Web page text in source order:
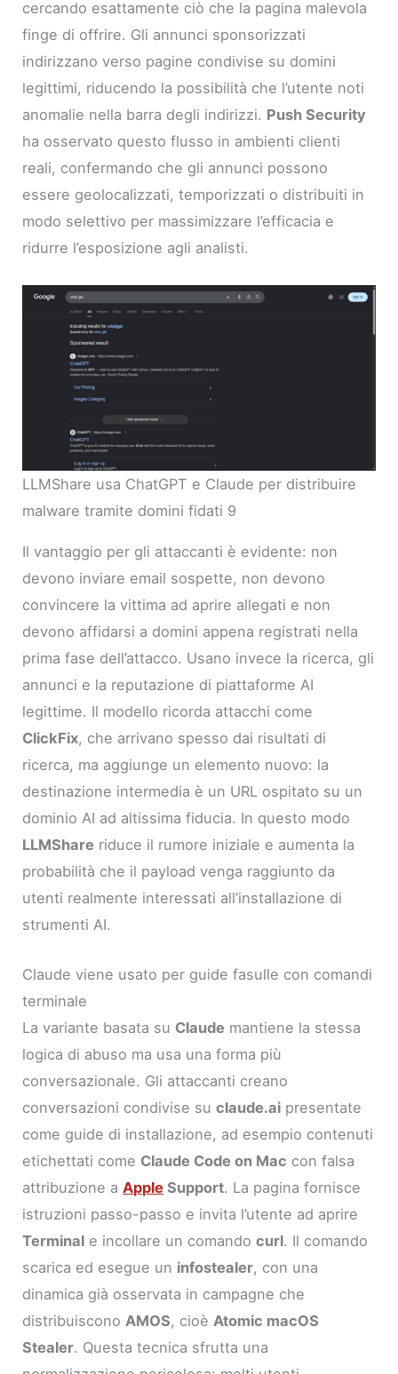
cercando esattamente ciò che la pagina malevola
finge di offrire. Gli annunci sponsorizzati
indirizzano verso pagine condivise su domini
legittimi, riducendo la possibilità che l’utente noti
anomalie nella barra degli indirizzi. Push Security
ha osservato questo flusso in ambienti clienti
reali, confermando che gli annunci possono
essere geolocalizzati, temporizzati o distribuiti in
modo selettivo per massimizzare l’efficacia e
ridurre l’esposizione agli analisti.
LLMShare usa ChatGPT e Claude per distribuire
malware tramite domini fidati 9
Il vantaggio per gli attaccanti è evidente: non
devono inviare email sospette, non devono
convincere la vittima ad aprire allegati e non
devono affidarsi a domini appena registrati nella
prima fase dell’attacco. Usano invece la ricerca, gli
annunci e la reputazione di piattaforme AI
legittime. Il modello ricorda attacchi come
ClickFix, che arrivano spesso dai risultati di
ricerca, ma aggiunge un elemento nuovo: la
destinazione intermedia è un URL ospitato su un
dominio AI ad altissima fiducia. In questo modo
LLMShare riduce il rumore iniziale e aumenta la
probabilità che il payload venga raggiunto da
utenti realmente interessati all’installazione di
strumenti AI.
Claude viene usato per guide fasulle con comandi
terminale
La variante basata su Claude mantiene la stessa
logica di abuso ma usa una forma più
conversazionale. Gli attaccanti creano
conversazioni condivise suclaude.ai presentate
come guide di installazione, ad esempio contenuti
etichettati come Claude Code on Mac con falsa
attribuzione aApple Support. La pagina fornisce
istruzioni passo-passo e invita l’utente ad aprire
Terminal e incollare un comandocurl. Il comando
scarica ed esegue un infostealer, con una
dinamica già osservata in campagne che
distribuisconoAMOS, cioèAtomic macOS
Stealer. Questa tecnica sfrutta una